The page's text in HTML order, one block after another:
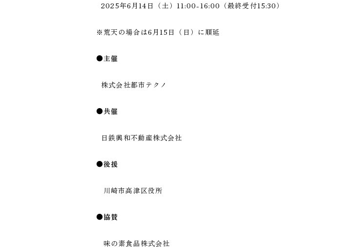
2025年6月14日（土）11:00-16:00（最終受付15:30）
※荒天の場合は6月15日（日）に順延
●主催
株式会社都市テクノ
●共催
日鉄興和不動産株式会社
●後援
川崎市高津区役所
●協賛
味の素食品株式会社